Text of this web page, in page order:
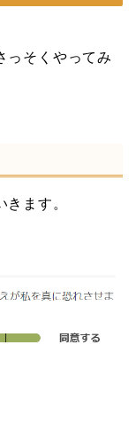
っそくやってみ
ます。